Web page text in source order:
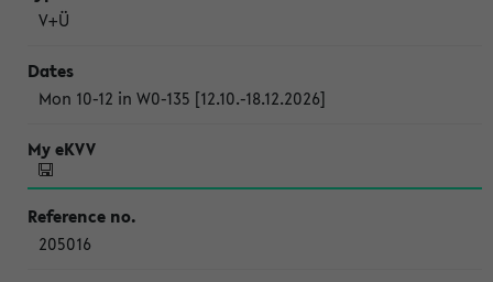
V+Ü
Mon 10-12 in W0-135 [12.10.-18.12.2026]
205016